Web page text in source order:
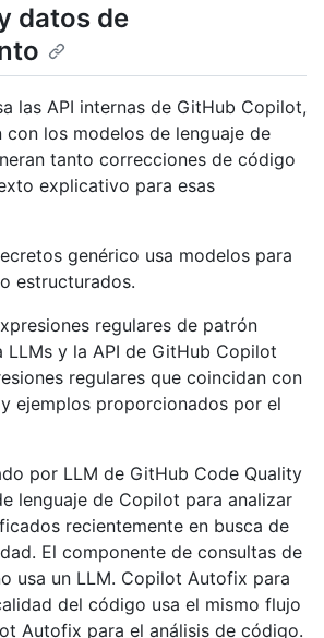
datos de
las API internas de GitHub Copilot,
con los modelos de lenguaje de
tanto correcciones de código
explicativo para esas
genérico usa modelos para
estructurados.
regulares de patrón
LLMs y la API de GitHub Copilot
regulares que coincidan con
ejemplos proporcionados por el
por LLM de GitHub Code Quality
lenguaje de Copilot para analizar
recientemente en busca de
El componente de consultas de
usa un LLM. Copilot Autofix para
del código usa el mismo flujo
Autofix para el análisis de código.